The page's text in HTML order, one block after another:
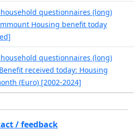
questionnaires (long)
Housing benefit today
questionnaires (long)
Benefit received today: Housing
(Euro) [2002-2024]
/ feedback